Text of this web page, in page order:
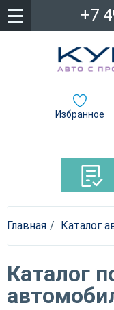
+7
Избранное
Главная Каталог
Каталог